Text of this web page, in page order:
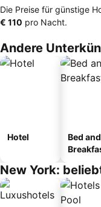
Die Preise für günstige
‎€ 110 pro Nacht.
Andere
Hotel
Bed and
New York: